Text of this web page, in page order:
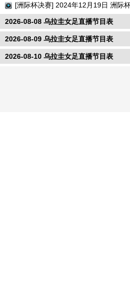
[洲际杯决赛] 2024年12月19日 洲际
2026-08-08 乌拉圭女足直播节目表
2026-08-09 乌拉圭女足直播节目表
2026-08-10 乌拉圭女足直播节目表